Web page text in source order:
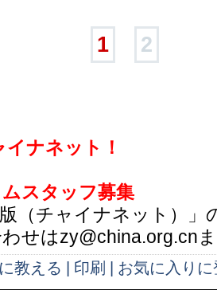
1 2
ナネット！
スタッフ募集
版（チャイナネット）」
せはzy@china.org.cn
教える 印刷 お気に入りに